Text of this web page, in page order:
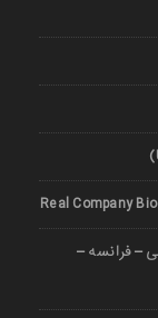
Real Company
– آلمانی – فرانسه –